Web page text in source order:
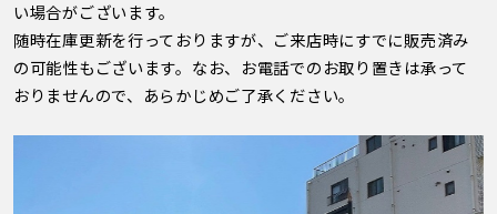
い場合がございます。
随時在庫更新を行っておりますが、ご来店時にすでに販売済み
の可能性もございます。なお、お電話でのお取り置きは承って
おりませんので、あらかじめご了承ください。